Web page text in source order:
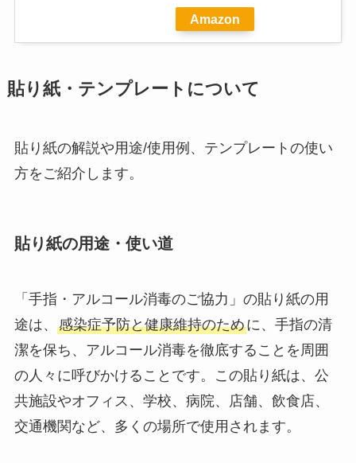
Amazon
貼り紙・テンプレートについて
貼り紙の解説や用途/使用例、テンプレートの使い
方をご紹介します。
貼り紙の用途・使い道
「手指・アルコール消毒のご協力」の貼り紙の用
途は、 感染症予防と健康維持のために、手指の清
潔を保ち、アルコール消毒を徹底することを周囲
の人々に呼びかけることです。この貼り紙は、公
共施設やオフィス、学校、病院、店舗、飲食店、
交通機関など、多くの場所で使用されます。